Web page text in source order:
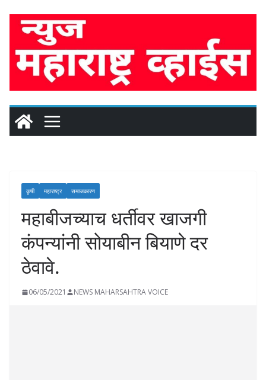
कृषी महाराष्ट्र समाजकारण
महाबीजच्याच धर्तीवर खाजगी
कंपन्यांनी सोयाबीन बियाणे दर
ठेवावे.
06/05/2021 NEWS MAHARSAHTRA VOICE